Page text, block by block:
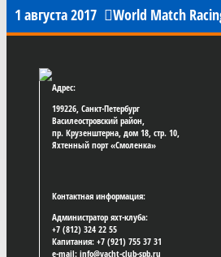
1 августа 2017 World Match
Адрес:
199226, Санкт-Петербург
Василеостровский район,
пр. Крузенштерна, дом 18, стр. 10,
Яхтенный порт «Смоленка»
Контактная информация:
Администратор яхт-клуба:
+7 (812) 324 22 55
Капитания: +7 (921) 755 37 31
e-mail: info@yacht-club-spb.ru